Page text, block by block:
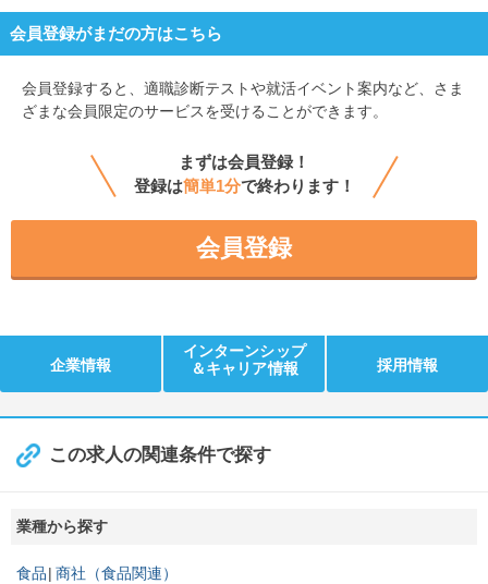
会員登録がまだの方はこちら
会員登録すると、 適職診断テストや就活イベント案内など、さま
ざまな会員限定のサービスを受けることができます。
まずは会員登録！
登録は簡単1分で終わります！
会員登録
企業情報
インターンシップ
＆キャリア情報
採用情報
この求人の関連条件で探す
業種から探す
食品 商社（食品関連）